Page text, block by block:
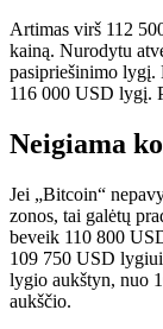
Artimas virš 112
kainą. Nurodytu
pasipriešinimo lygį.
116 000 USD lygį.
Neigiama
Jei „Bitcoin“
zonos, tai galėtų
beveik 110 800
109 750 USD
lygio aukštyn, nuo
aukščio.